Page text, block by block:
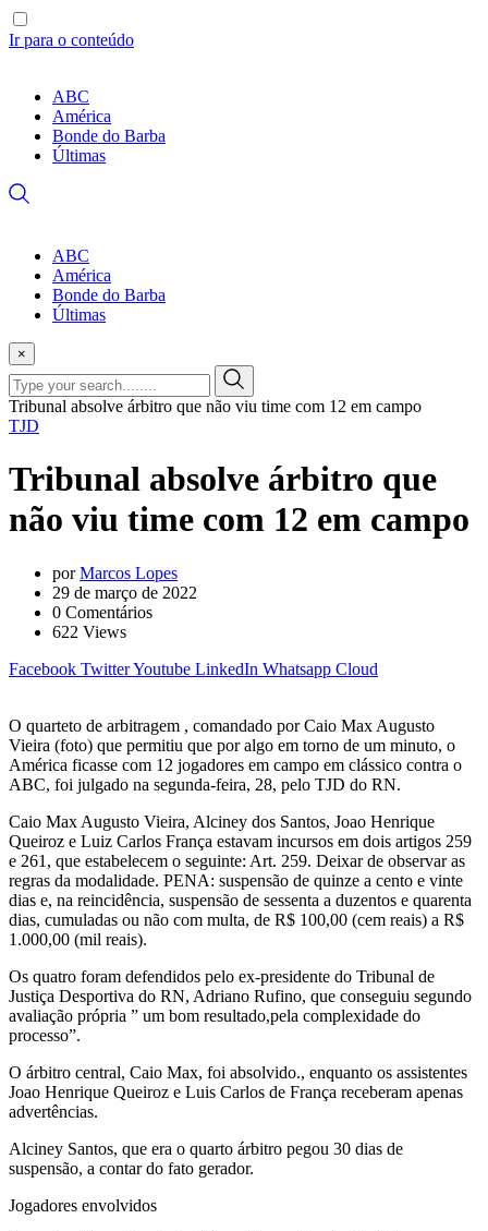
Ir para o conteúdo
ABC
América
Bonde do Barba
Últimas
ABC
América
Bonde do Barba
Últimas
×
Tribunal absolve árbitro que não viu time com 12 em campo
TJD
Tribunal absolve árbitro que
não viu time com 12 em campo
porMarcos Lopes
29 de março de 2022
0 Comentários
622 Views
Facebook TwitterYoutube LinkedIn Whatsapp Cloud
O quarteto de arbitragem , comandado por Caio Max Augusto
Vieira (foto) que permitiu que por algo em torno de um minuto, o
América ficasse com 12 jogadores em campo em clássico contra o
ABC, foi julgado na segunda-feira, 28, pelo TJD do RN.
Caio Max Augusto Vieira, Alciney dos Santos, Joao Henrique
Queiroz e Luiz Carlos França estavam incursos em dois artigos 259
e 261, que estabelecem o seguinte: Art. 259. Deixar de observar as
regras da modalidade. PENA: suspensão de quinze a cento e vinte
dias e, na reincidência, suspensão de sessenta a duzentos e quarenta
dias, cumuladas ou não com multa, de R$ 100,00 (cem reais) a R$
1.000,00 (mil reais).
Os quatro foram defendidos pelo ex-presidente do Tribunal de
Justiça Desportiva do RN, Adriano Rufino, que conseguiu segundo
avaliação própria ” um bom resultado,pela complexidade do
processo”.
O árbitro central, Caio Max, foi absolvido., enquanto os assistentes
Joao Henrique Queiroz e Luis Carlos de França receberam apenas
advertências.
Alciney Santos, que era o quarto árbitro pegou 30 dias de
suspensão, a contar do fato gerador.
Jogadores envolvidos